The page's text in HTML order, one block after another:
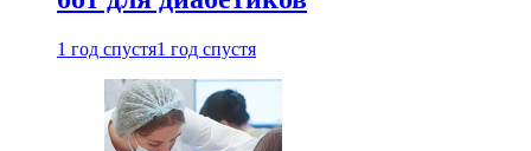
1 год спустя1 год спустя